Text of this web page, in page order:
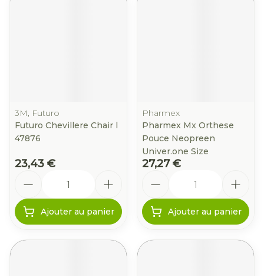
3M, Futuro
Futuro Chevillere Chair l
47876
23,43 €
Ajouter au panier
Pharmex
Pharmex Mx Orthese
Pouce Neopreen
Univer.one Size
27,27 €
Ajouter au panier